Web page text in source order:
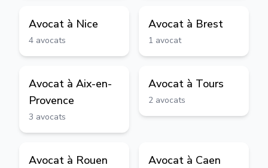
Avocat à Nice
4 avocats
Avocat à Brest
1 avocat
Avocat à Aix-en-
Provence
3 avocats
Avocat à Tours
2 avocats
Avocat à Rouen Avocat à Caen